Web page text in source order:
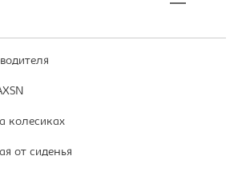
колесиках
от сиденья